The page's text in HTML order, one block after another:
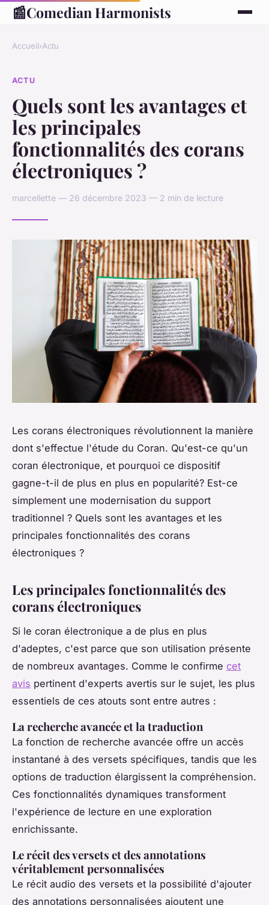
📰Comedian Harmonists
Accueil›Actu
ACTU
Quels sont les avantages et
les principales
fonctionnalités des corans
électroniques ?
marcellette — 26 décembre 2023 — 2 min de lecture
Les corans électroniques révolutionnent la manière
dont s'effectue l'étude du Coran. Qu'est-ce qu'un
coran électronique, et pourquoi ce dispositif
gagne-t-il de plus en plus en popularité? Est-ce
simplement une modernisation du support
traditionnel ? Quels sont les avantages et les
principales fonctionnalités des corans
électroniques ?
Les principales fonctionnalités des
corans électroniques
Si le coran électronique a de plus en plus
d'adeptes, c'est parce que son utilisation présente
de nombreux avantages. Comme le confirme cet
avis pertinent d'experts avertis sur le sujet, les plus
essentiels de ces atouts sont entre autres :
La recherche avancée et la traduction
La fonction de recherche avancée offre un accès
instantané à des versets spécifiques, tandis que les
options de traduction élargissent la compréhension.
Ces fonctionnalités dynamiques transforment
l'expérience de lecture en une exploration
enrichissante.
Le récit des versets et des annotations
véritablement personnalisées
Le récit audio des versets et la possibilité d'ajouter
des annotations personnalisées ajoutent une